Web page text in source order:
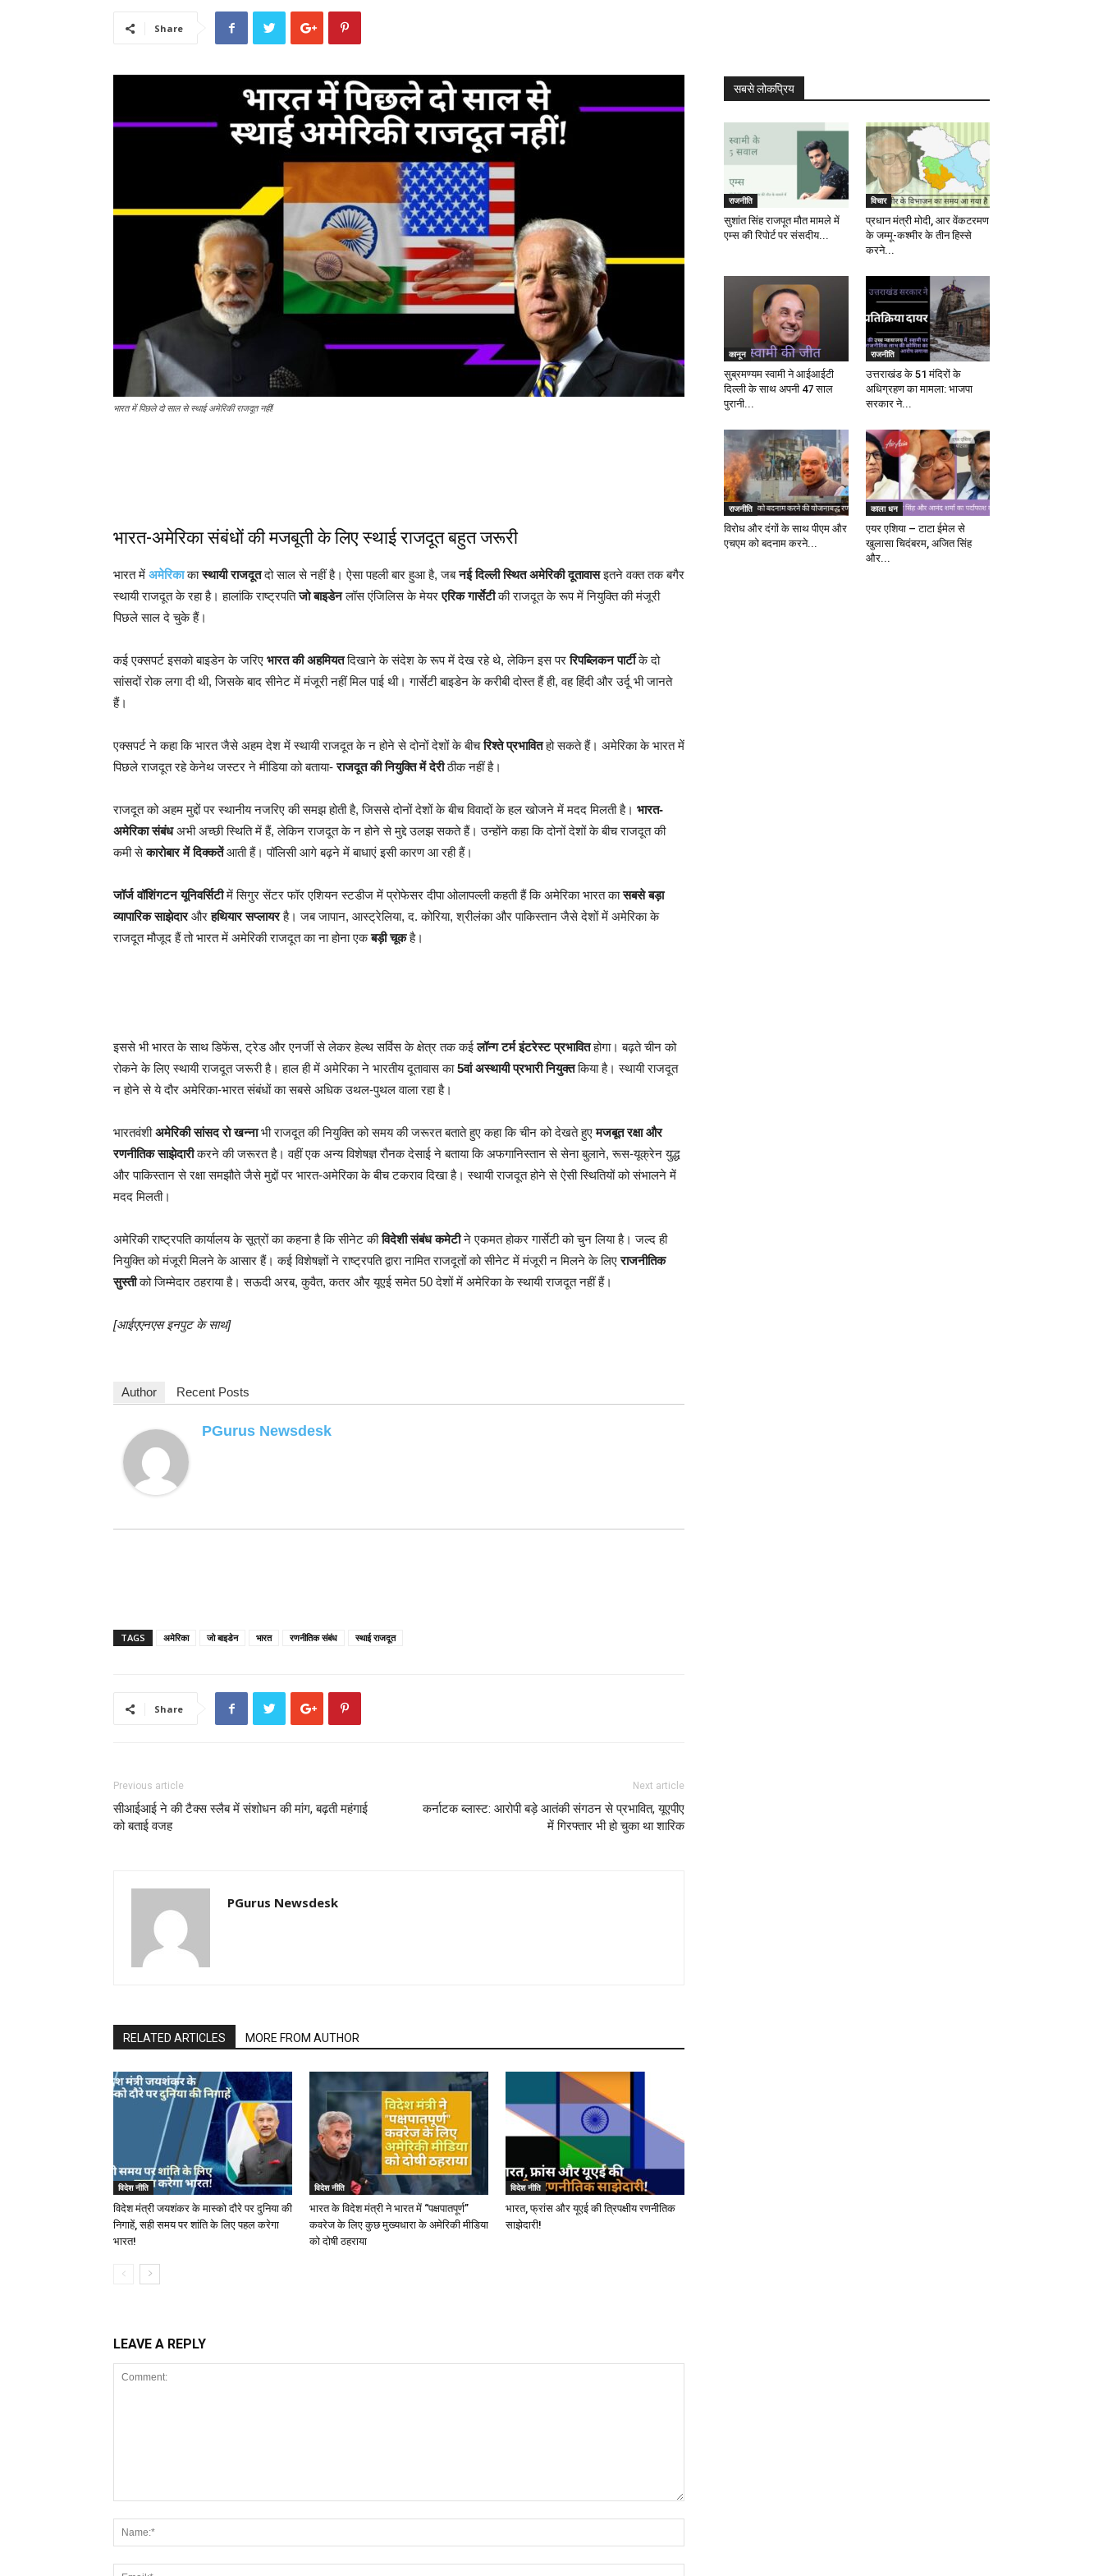
Share
भारत में पिछले दो साल से स्थाई अमेरिकी राजदूत नहीं!
भारत-अमेरिका संबंधों की मजबूती के लिए स्थाई राजदूत बहुत जरूरी
भारत में अमेरिकाकास्थायी राजदूतदो साल से नहीं है। ऐसा पहली बार हुआ है, जबनई दिल्ली स्थित अमेरिकी दूतावासइतने वक्त तक बगैर
स्थायी राजदूत के रहा है। हालांकि राष्ट्रपतिजो बाइडेनलॉस एंजिलिस के मेयरएरिक गार्सेटीकी राजदूत के रूप में नियुक्ति की मंजूरी
पिछले साल दे चुके हैं।
कई एक्सपर्ट इसको बाइडेन के जरिए भारत की अहमियतदिखाने के संदेश के रूप में देख रहे थे, लेकिन इस पररिपब्लिकन पार्टीके दो
सांसदों रोक लगा दी थी, जिसके बाद सीनेट में मंजूरी नहीं मिल पाई थी। गार्सेटी बाइडेन के करीबी दोस्त हैं ही, वह हिंदी और उर्दू भी जानते
हैं।
एक्सपर्ट ने कहा कि भारत जैसे अहम देश में स्थायी राजदूत के न होने से दोनों देशों के बीचरिश्ते प्रभावितहो सकते हैं। अमेरिका के भारत में
पिछले राजदूत रहे केनेथ जस्टर ने मीडिया को बताया-राजदूत की नियुक्ति में देरीठीक नहीं है।
राजदूत को अहम मुद्दों पर स्थानीय नजरिए की समझ होती है, जिससे दोनों देशों के बीच विवादों के हल खोजने में मदद मिलती है। भारत-
अमेरिका संबंधअभी अच्छी स्थिति में हैं, लेकिन राजदूत के न होने से मुद्दे उलझ सकते हैं। उन्होंने कहा कि दोनों देशों के बीच राजदूत की
कमी सेकारोबार में दिक्कतेंआती हैं। पॉलिसी आगे बढ़ने में बाधाएं इसी कारण आ रही हैं।
जॉर्ज वॉशिंगटन यूनिवर्सिटीमें सिगुर सेंटर फॉर एशियन स्टडीज में प्रोफेसर दीपा ओलापल्ली कहती हैं कि अमेरिका भारत कासबसे बड़ा
व्यापारिक साझेदारऔरहथियार सप्लायरहै। जब जापान, आस्ट्रेलिया, द. कोरिया, श्रीलंका और पाकिस्तान जैसे देशों में अमेरिका के
राजदूत मौजूद हैं तो भारत में अमेरिकी राजदूत का ना होना एकबड़ी चूकहै।
इससे भी भारत के साथ डिफेंस, ट्रेड और एनर्जी से लेकर हेल्थ सर्विस के क्षेत्र तक कईलॉन्ग टर्म इंटरेस्ट प्रभावितहोगा। बढ़ते चीन को
रोकने के लिए स्थायी राजदूत जरूरी है। हाल ही में अमेरिका ने भारतीय दूतावास का5वां अस्थायी प्रभारी नियुक्तकिया है। स्थायी राजदूत
न होने से ये दौर अमेरिका-भारत संबंधों का सबसे अधिक उथल-पुथल वाला रहा है।
भारतवंशीअमेरिकी सांसद रो खन्नाभी राजदूत की नियुक्ति को समय की जरूरत बताते हुए कहा कि चीन को देखते हुएमजबूत रक्षा और
रणनीतिक साझेदारीकरने की जरूरत है। वहीं एक अन्य विशेषज्ञ रौनक देसाई ने बताया कि अफगानिस्तान से सेना बुलाने, रूस-यूक्रेन युद्ध
और पाकिस्तान से रक्षा समझौते जैसे मुद्दों पर भारत-अमेरिका के बीच टकराव दिखा है। स्थायी राजदूत होने से ऐसी स्थितियों को संभालने में
मदद मिलती।
अमेरिकी राष्ट्रपति कार्यालय के सूत्रों का कहना है कि सीनेट कीविदेशी संबंध कमेटीने एकमत होकर गार्सेटी को चुन लिया है। जल्द ही
नियुक्ति को मंजूरी मिलने के आसार हैं। कई विशेषज्ञों ने राष्ट्रपति द्वारा नामित राजदूतों को सीनेट में मंजूरी न मिलने के लिएराजनीतिक
सुस्तीको जिम्मेदार ठहराया है। सऊदी अरब, कुवैत, कतर और यूएई समेत 50 देशों में अमेरिका के स्थायी राजदूत नहीं हैं।
[आईएएनएस इनपुट के साथ]
Author Recent Posts
PGurus Newsdesk
TAGS अमेरिका जो बाइडेन भारत रणनीतिक संबंध स्थाई राजदूत
Share
Previous article
सीआईआई ने की टैक्स स्लैब में संशोधन की मांग, बढ़ती महंगाई
को बताई वजह
Next article
कर्नाटक ब्लास्ट: आरोपी बड़े आतंकी संगठन से प्रभावित, यूएपीए
में गिरफ्तार भी हो चुका था शारिक
PGurus Newsdesk
RELATED ARTICLES MORE FROM AUTHOR
विदेश नीति
विदेश मंत्री जयशंकर के मास्को दौरे पर दुनिया की
निगाहें, सही समय पर शांति के लिए पहल करेगा
भारत!
विदेश नीति
भारत के विदेश मंत्री ने भारत में “पक्षपातपूर्ण”
कवरेज के लिए कुछ मुख्यधारा के अमेरिकी मीडिया
को दोषी ठहराया
विदेश नीति
भारत, फ्रांस और यूएई की त्रिपक्षीय रणनीतिक
साझेदारी!
LEAVE A REPLY
सबसे लोकप्रिय
राजनीति
सुशांत सिंह राजपूत मौत मामले में
एम्स की रिपोर्ट पर संसदीय...
विचार
प्रधान मंत्री मोदी, आर वेंकटरमण
के जम्मू-कश्मीर के तीन हिस्से
करने...
कानून
सुब्रमण्यम स्वामी ने आईआईटी
दिल्ली के साथ अपनी 47 साल
पुरानी...
राजनीति
उत्तराखंड के 51 मंदिरों के
अधिग्रहण का मामला: भाजपा
सरकार ने...
राजनीति
विरोध और दंगों के साथ पीएम और
एचएम को बदनाम करने...
काला धन
एयर एशिया – टाटा ईमेल से
खुलासा चिदंबरम, अजित सिंह
और...